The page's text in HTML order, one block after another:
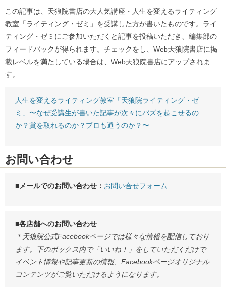
この記事は、天狼院書店の大人気講座・人生を変えるライティング
教室「ライティング・ゼミ」を受講した方が書いたものです。ライ
ティング・ゼミにご参加いただくと記事を投稿いただき、編集部の
フィードバックが得られます。チェックをし、Web天狼院書店に掲
載レベルを満たしている場合は、Web天狼院書店にアップされま
す。
人生を変えるライティング教室「天狼院ライティング・ゼ
ミ」〜なぜ受講生が書いた記事が次々にバズを起こせるの
か？賞を取れるのか？プロも通うのか？〜
お問い合わせ
■メールでのお問い合わせ： お問い合せフォーム
■各店舗へのお問い合わせ
＊天狼院公式Facebookページでは様々な情報を配信しており
ます。下のボックス内で「いいね！」をしていただくだけで
イベント情報や記事更新の情報、Facebookページオリジナル
コンテンツがご覧いただけるようになります。